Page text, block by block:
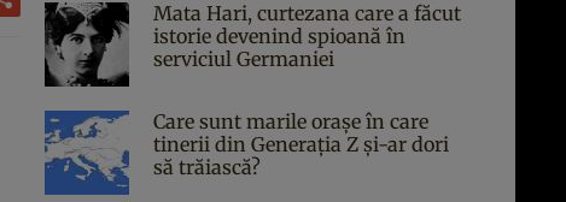
Mata Hari, curtezana care a făcut
istorie devenind spioană în
serviciul Germaniei
Care sunt marile orașe în care
tinerii din Generația Z și-ar dori
să trăiască?